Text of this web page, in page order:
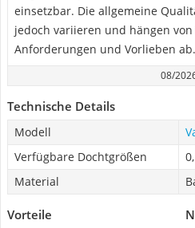
einsetzbar. Die allgemeine
jedoch variieren und hängen
Anforderungen und Vorlieben ab.
08/
Technische Details
Modell
Verfügbare Dochtgrößen
Material
Vorteile